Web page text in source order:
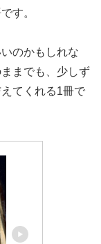
す。
のかもしれな
までも、少しず
てくれる1冊で